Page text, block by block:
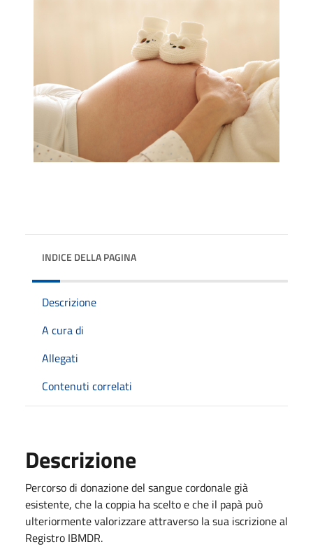
INDICE DELLA PAGINA
Descrizione
A cura di
Allegati
Contenuti correlati
Descrizione
Percorso di donazione del sangue cordonale già
esistente, che la coppia ha scelto e che il papà può
ulteriormente valorizzare attraverso la sua iscrizione al
Registro IBMDR.